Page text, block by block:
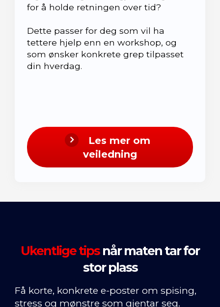
for å holde retningen over tid?
Dette passer for deg som vil ha
tettere hjelp enn en workshop, og
som ønsker konkrete grep tilpasset
din hverdag.
Les mer om
veiledning
Ukentlige tipsnår maten tar for
stor plass
Få korte, konkrete e-poster om spising,
stress og mønstre som gjentar seg.